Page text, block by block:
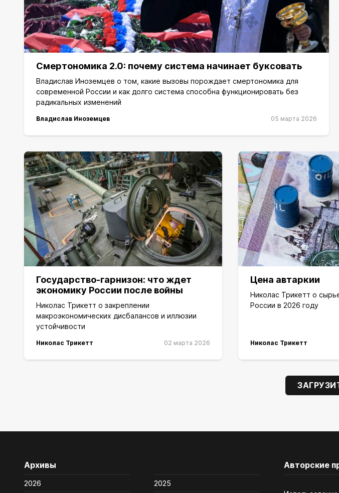
Смертономика 2.0: почему система начинает буксовать
Владислав Иноземцев о том, какие вызовы порождает смертономика для
современной России и как долго система способна функционировать без
радикальных изменений
Владислав Иноземцев 05 марта 2026
Государство-гарнизон: что ждет
экономику России после войны
Николас Трикетт о закреплении
макроэкономических дисбалансов и иллюзии
устойчивости
Николас Трикетт 02 марта 2026
Цена автаркии
Николас Трикетт о
России в 2026 году
Николас Трикетт
Архивы
2026 2025
Авторские